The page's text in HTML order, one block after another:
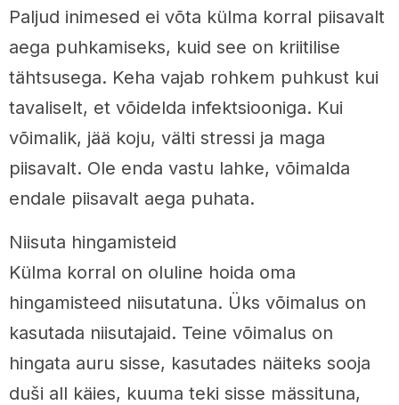
Paljud inimesed ei võta külma korral piisavalt
aega puhkamiseks, kuid see on kriitilise
tähtsusega. Keha vajab rohkem puhkust kui
tavaliselt, et võidelda infektsiooniga. Kui
võimalik, jää koju, välti stressi ja maga
piisavalt. Ole enda vastu lahke, võimalda
endale piisavalt aega puhata.
Niisuta hingamisteid
Külma korral on oluline hoida oma
hingamisteed niisutatuna. Üks võimalus on
kasutada niisutajaid. Teine võimalus on
hingata auru sisse, kasutades näiteks sooja
duši all käies, kuuma teki sisse mässituna,